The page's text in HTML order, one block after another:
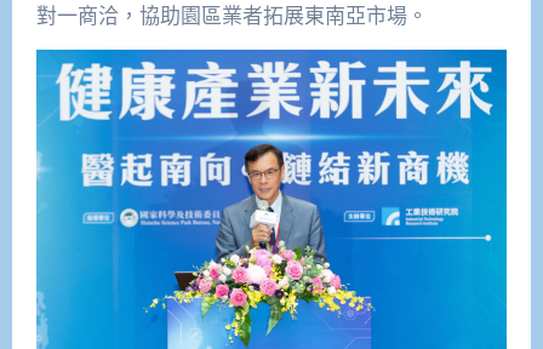
對一商洽，協助園區業者拓展東南亞市場。